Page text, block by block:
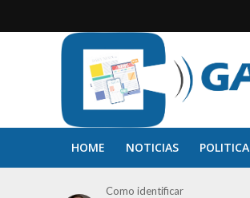
HOME NOTICIAS POLITICA
Como identificar